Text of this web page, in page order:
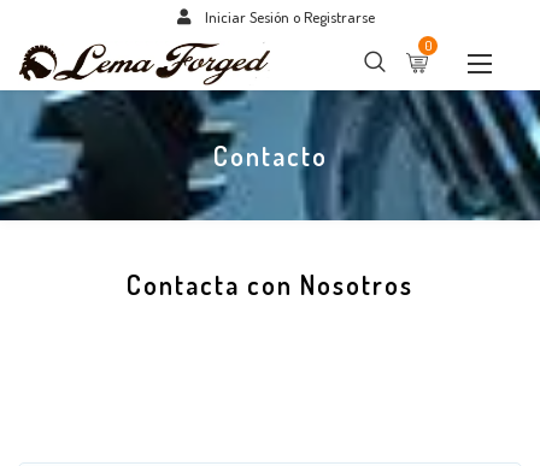
Iniciar Sesión o Registrarse
0
Contacto
Contacta con Nosotros